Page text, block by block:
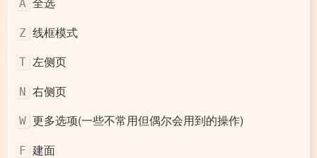
A
Z 线框模式
T 左侧页
N 右侧页
W 更多选项(一些不常用但偶尔会用到的操作)
F 建面